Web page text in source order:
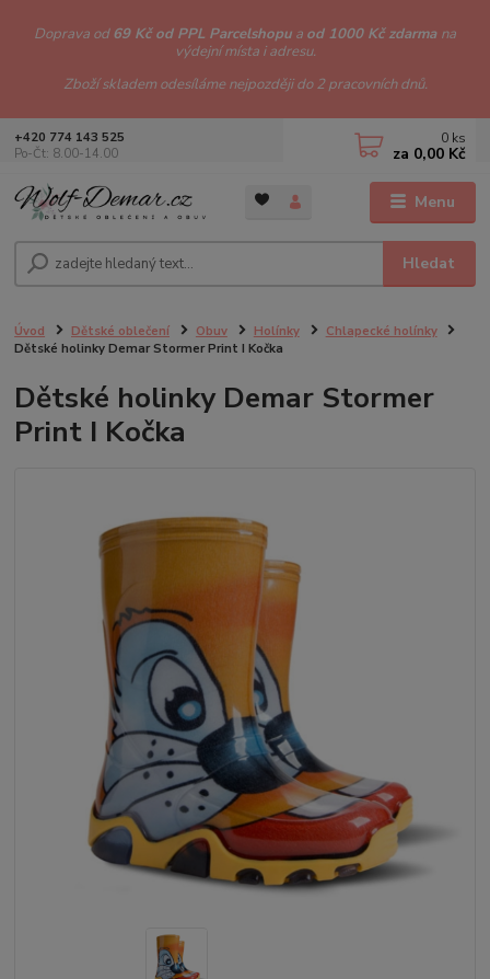
Doprava od69 Kč od PPL Parcelshopu a od 1000 Kč zdarma na
výdejní místa i adresu.
Zboží skladem odesíláme nejpozději do 2 pracovních dnů.
Menu
Hledat
+420 774 143 525
Po-Čt: 8.00-14.00
0 ks
za 0,00 Kč
Úvod Dětské oblečení Obuv Holínky
Chlapecké holínky
Dětské holinky Demar Stormer Print I Kočka
Dětské holinky Demar Stormer
Print I Kočka